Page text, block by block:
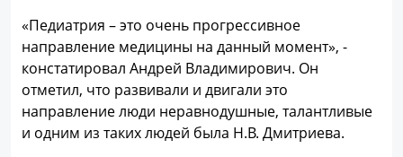
«Педиатрия – это очень прогрессивное
направление медицины на данный момент», -
констатировал Андрей Владимирович. Он
отметил, что развивали и двигали это
направление люди неравнодушные, талантливые
и одним из таких людей была Н.В. Дмитриева.